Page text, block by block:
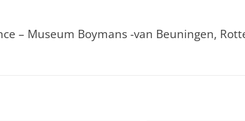
– Museum Boymans -van Beuningen,